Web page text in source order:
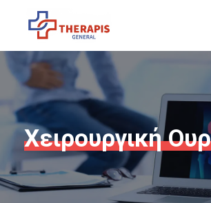
main
content
Χειρουργική